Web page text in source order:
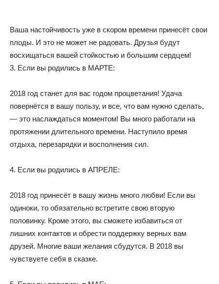
Ваша настойчивость уже в скором времени принесёт свои
плоды. И это не может не радовать. Друзья будут
восхищаться вашей стойкостью и большим сердцем!
3. Если вы родились в МАРТЕ:
2018 год станет для вас годом процветания! Удача
повернётся в вашу пользу, и все, что вам нужно сделать,
— это наслаждаться моментом! Вы много работали на
протяжении длительного времени. Наступило время
отдыха, перезарядки и восполнения сил.
4. Если вы родились в АПРЕЛЕ:
2018 год принесёт в вашу жизнь много любви! Если вы
одиноки, то обязательно встретите свою вторую
половинку. Кроме этого, вы сможете избавиться от
лишних контактов и обрести поддержку верных вам
друзей. Многие ваши желания сбудутся. В 2018 вы
чувствуете себя в сказке.